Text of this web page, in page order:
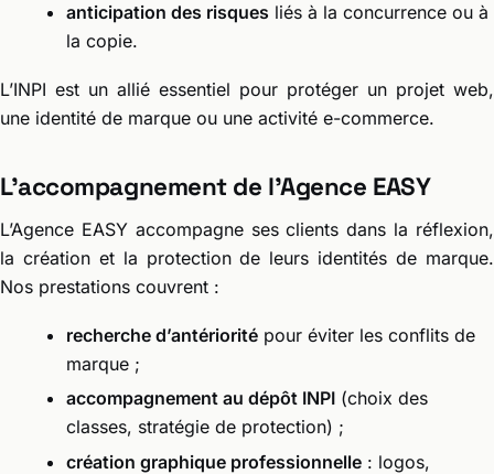
anticipation des risques liés à la concurrence ou à
la copie.
L’INPI est un allié essentiel pour protéger un projet web,
une identité de marque ou une activité e-commerce.
L’accompagnement de l’Agence EASY
L’Agence EASY accompagne ses clients dans la réflexion,
la création et la protection de leurs identités de marque.
Nos prestations couvrent :
recherche d’antériorité pour éviter les conflits de
marque ;
accompagnement au dépôt INPI (choix des
classes, stratégie de protection) ;
création graphique professionnelle : logos,